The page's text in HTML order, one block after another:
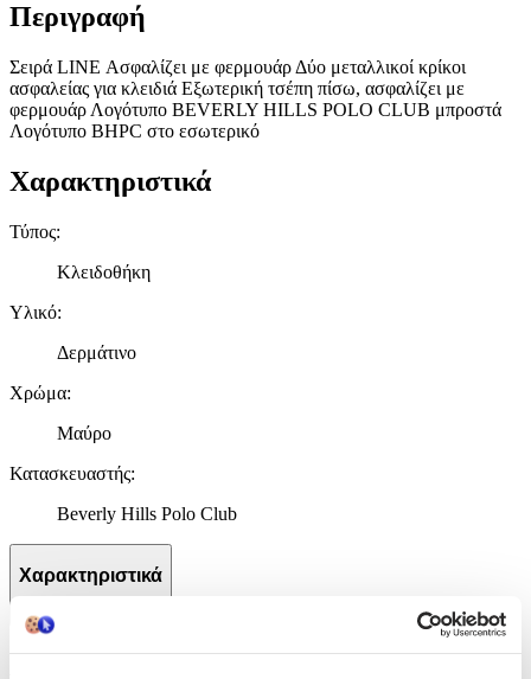
Περιγραφή
Σειρά LINE Ασφαλίζει με φερμουάρ Δύο μεταλλικοί κρίκοι
ασφαλείας για κλειδιά Εξωτερική τσέπη πίσω, ασφαλίζει με
φερμουάρ Λογότυπο BEVERLY HILLS POLO CLUB μπροστά
Λογότυπο BHPC στο εσωτερικό
Χαρακτηριστικά
Τύπος:
Κλειδοθήκη
Υλικό:
Δερμάτινο
Χρώμα:
Μαύρο
Κατασκευαστής:
Beverly Hills Polo Club
Χαρακτηριστικά